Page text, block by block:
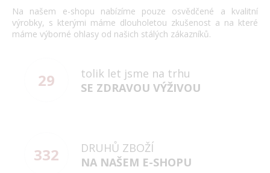
Na našem e-shopu nabízíme pouze osvědčené a kvalitní
výrobky, s kterými máme dlouholetou zkušenost a na které
máme výborné ohlasy od našich stálých zákazníků.
29
tolik let jsme na trhu
SE ZDRAVOU VÝŽIVOU
332
DRUHŮ ZBOŽÍ
NA NAŠEM E-SHOPU